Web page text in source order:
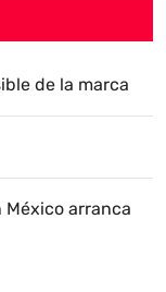
de la marca
México arranca